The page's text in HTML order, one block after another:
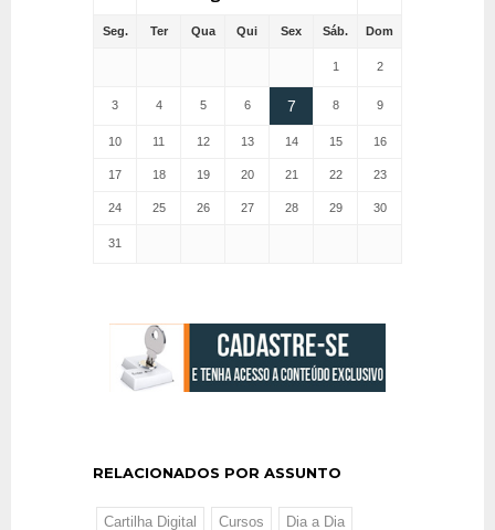
Seg. Ter Qua Qui Sex Sáb. Dom
1 2
3 4 5 6 7 8 9
10 11 12 13 14 15 16
17 18 19 20 21 22 23
24 25 26 27 28 29 30
31
RELACIONADOS POR ASSUNTO
Cartilha Digital Cursos Dia a Dia